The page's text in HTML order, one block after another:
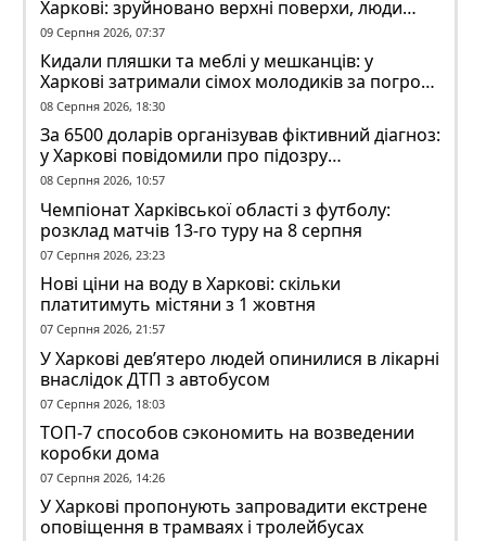
Харкові: зруйновано верхні поверхи, люди
заблоковані
09 Серпня 2026, 07:37
Кидали пляшки та меблі у мешканців: у
Харкові затримали сімох молодиків за погром
у гуртожитку
08 Серпня 2026, 18:30
За 6500 доларів організував фіктивний діагноз:
у Харкові повідомили про підозру
ексзавідувачу психлікарні
08 Серпня 2026, 10:57
Чемпіонат Харківської області з футболу:
розклад матчів 13-го туру на 8 серпня
07 Серпня 2026, 23:23
Нові ціни на воду в Харкові: скільки
платитимуть містяни з 1 жовтня
07 Серпня 2026, 21:57
У Харкові дев’ятеро людей опинилися в лікарні
внаслідок ДТП з автобусом
07 Серпня 2026, 18:03
ТОП-7 способов сэкономить на возведении
коробки дома
07 Серпня 2026, 14:26
У Харкові пропонують запровадити екстрене
оповіщення в трамваях і тролейбусах